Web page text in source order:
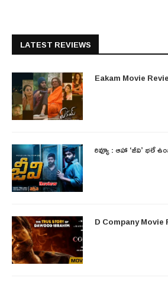
LATEST REVIEWS
Eakam Movie
రివ్యూ : ఆహా ‘జీవి’ భలే
D Company Movie